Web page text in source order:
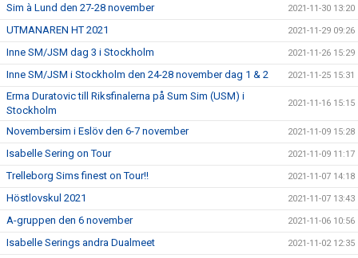
Sim à Lund den 27-28 november 2021-11-30 13:20
UTMANAREN HT 2021 2021-11-29 09:26
Inne SM/JSM dag 3 i Stockholm 2021-11-26 15:29
Inne SM/JSM i Stockholm den 24-28 november dag 1 & 2 2021-11-25 15:31
Erma Duratovic till Riksfinalerna på Sum Sim (USM) i
Stockholm
2021-11-16 15:15
Novembersim i Eslöv den 6-7 november 2021-11-09 15:28
Isabelle Sering on Tour 2021-11-09 11:17
Trelleborg Sims finest on Tour!! 2021-11-07 14:18
Höstlovskul 2021 2021-11-07 13:43
A-gruppen den 6 november 2021-11-06 10:56
Isabelle Serings andra Dualmeet 2021-11-02 12:35